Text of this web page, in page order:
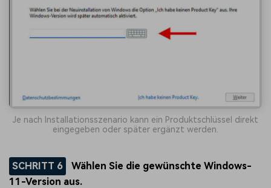
Je nach Installationsszenario kann ein Produktschlüssel direkt
eingegeben oder später ergänzt werden.
SCHRITT 6
Wählen Sie die gewünschte Windows-
11-Version aus.